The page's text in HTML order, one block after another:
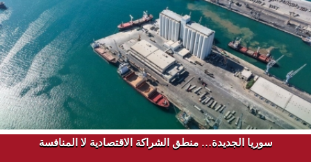
سوريا الجديدة… منطق الشراكة الاقتصادية لا المنافسة